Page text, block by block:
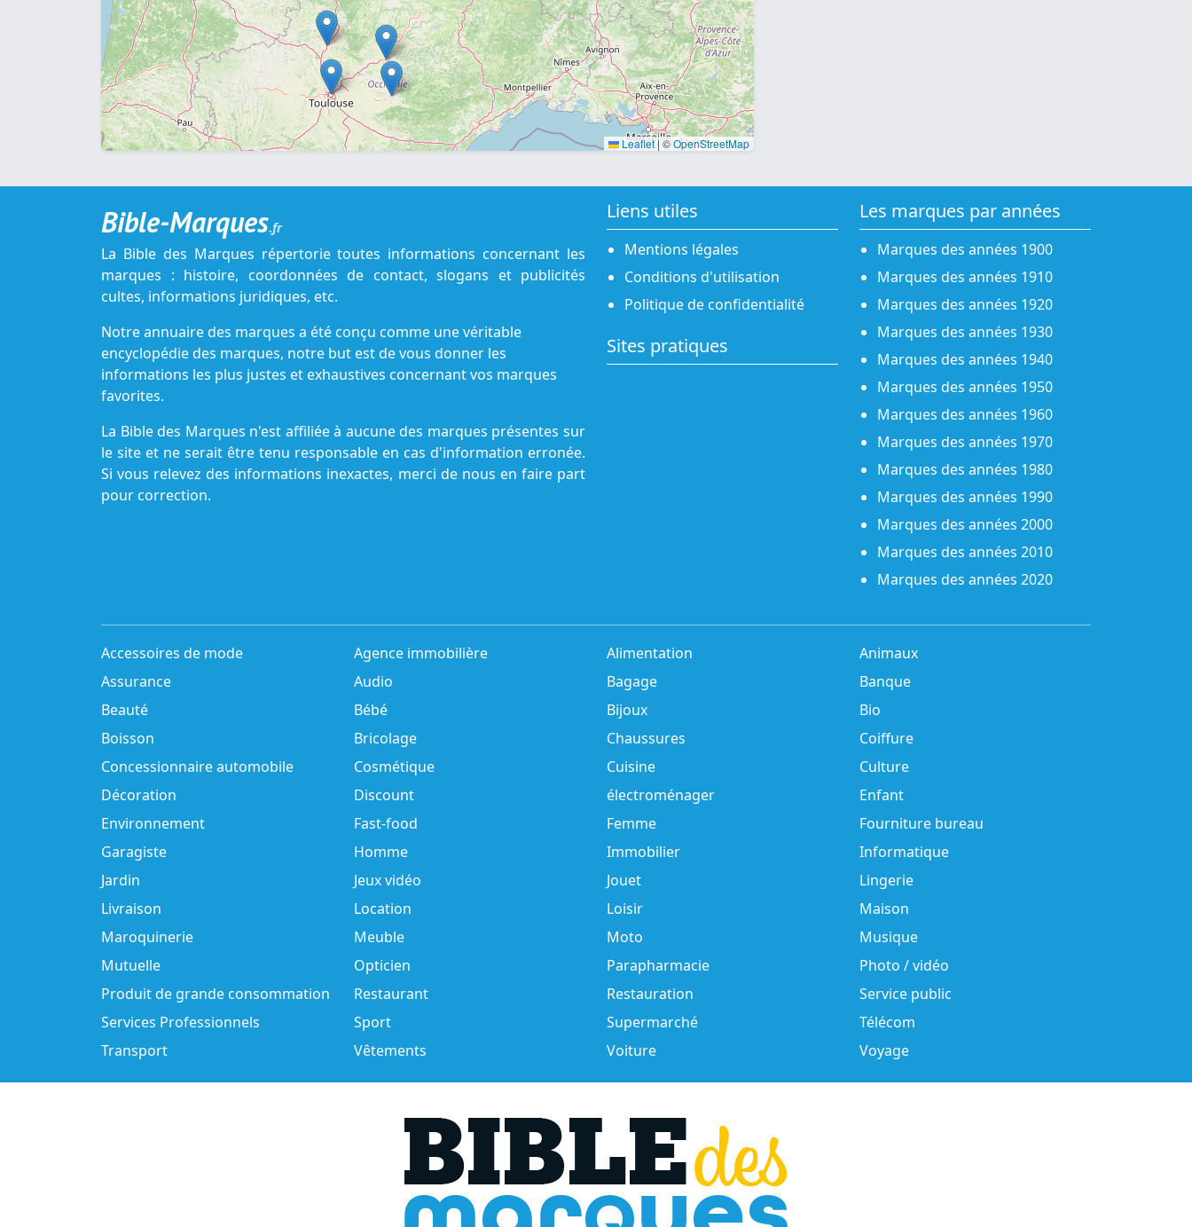
Leaflet |©OpenStreetMap
Bible-Marques.fr
La Bible des Marques répertorie toutes informations concernant les
marques : histoire, coordonnées de contact, slogans et publicités
cultes, informations juridiques, etc.
Notre annuaire des marques a été conçu comme une véritable
encyclopédie des marques, notre but est de vous donner les
informations les plus justes et exhaustives concernant vos marques
favorites.
La Bible des Marques n'est affiliée à aucune des marques présentes sur
le site et ne serait être tenu responsable en cas d'information erronée.
Si vous relevez des informations inexactes, merci de nous en faire part
pour correction.
Liens utiles
Mentions légales
Conditions d'utilisation
Politique de confidentialité
Sites pratiques
Les marques par années
Marques des années 1900
Marques des années 1910
Marques des années 1920
Marques des années 1930
Marques des années 1940
Marques des années 1950
Marques des années 1960
Marques des années 1970
Marques des années 1980
Marques des années 1990
Marques des années 2000
Marques des années 2010
Marques des années 2020
Accessoires de mode Agence immobilière Alimentation
Animaux
Assurance
Audio Bagage
Banque
Beauté
Bébé Bijoux
Bio
Boisson
Bricolage Chaussures
Coiffure
Concessionnaire automobile
Cosmétique Cuisine
Culture
Décoration
Discount électroménager
Enfant
Environnement
Fast-food Femme
Fourniture bureau
Garagiste
Homme Immobilier
Informatique
Jardin
Jeux vidéo Jouet
Lingerie
Livraison
Location Loisir
Maison
Maroquinerie
Meuble Moto
Musique
Mutuelle
Opticien Parapharmacie
Photo / vidéo
Produit de grande consommation
Restaurant Restauration
Service public
Services Professionnels
Sport Supermarché
Télécom
Transport
Vêtements Voiture Voyage